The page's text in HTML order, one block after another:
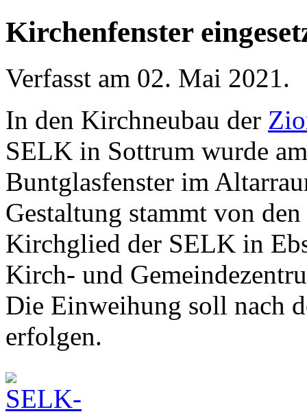
Kirchenfenster
Verfasst am 02. Mai 2021.
In den Kirchneubau der
SELK in Sottrum wurde
Buntglasfenster im
Gestaltung stammt von
Kirchglied der SELK in
Kirch- und
Die Einweihung soll nach
erfolgen.